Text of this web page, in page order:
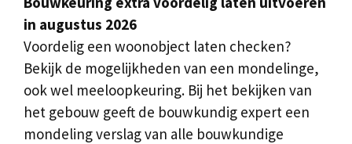
in augustus 2026
Voordelig een woonobject laten checken?
Bekijk de mogelijkheden van een mondelinge,
ook wel meeloopkeuring. Bij het bekijken van
het gebouw geeft de bouwkundig expert een
mondeling verslag van alle bouwkundige